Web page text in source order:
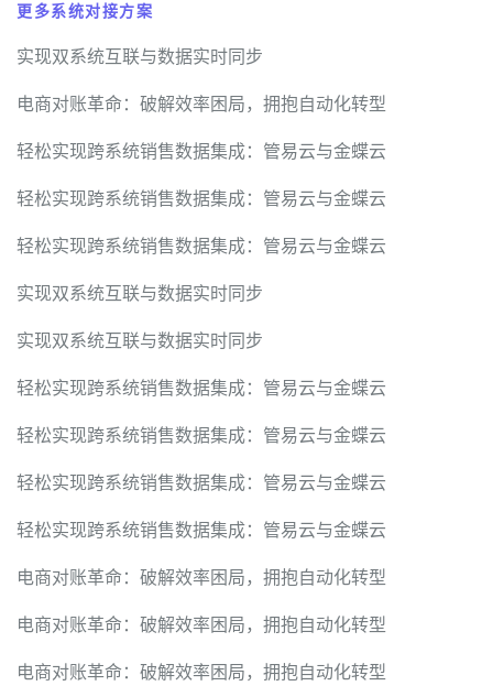
更多系统对接方案
实现双系统互联与数据实时同步
电商对账革命：破解效率困局，拥抱自动化转型
轻松实现跨系统销售数据集成：管易云与金蝶云
轻松实现跨系统销售数据集成：管易云与金蝶云
轻松实现跨系统销售数据集成：管易云与金蝶云
实现双系统互联与数据实时同步
实现双系统互联与数据实时同步
轻松实现跨系统销售数据集成：管易云与金蝶云
轻松实现跨系统销售数据集成：管易云与金蝶云
轻松实现跨系统销售数据集成：管易云与金蝶云
轻松实现跨系统销售数据集成：管易云与金蝶云
电商对账革命：破解效率困局，拥抱自动化转型
电商对账革命：破解效率困局，拥抱自动化转型
电商对账革命：破解效率困局，拥抱自动化转型